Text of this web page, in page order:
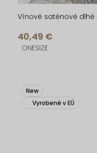
Vínové saténové dlhé
40,49 €
ONESIZE
New
Vyrobené v EÚ